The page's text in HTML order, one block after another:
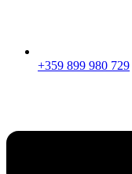
+359 899 980 729